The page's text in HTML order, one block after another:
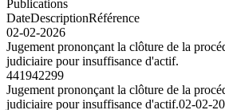
Publications
DateDescriptionRéférence
02-02-2026
Jugement prononçant la clôture de la
judiciaire pour insuffisance d'actif.
441942299
Jugement prononçant la clôture de la
judiciaire pour insuffisance d'actif.02-02-